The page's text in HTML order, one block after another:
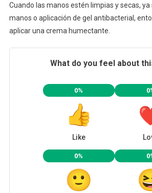
Cuando las manos estén limpias y secas, ya
manos o aplicación de gel antibacterial,
aplicar una crema humectante.
What do you feel about
0%
Like
0%